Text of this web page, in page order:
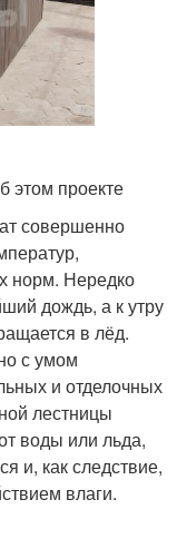
этом проекте
совершенно
норм. Нередко
дождь, а к утру
в лёд.
с умом
и отделочных
лестницы
воды или льда,
и, как следствие,
влаги.